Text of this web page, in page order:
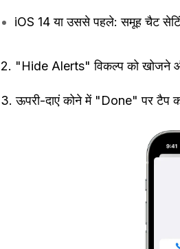
iOS 14 या उससे पहले: समूह चैट
2. "Hide Alerts" विकल्प को खोजने
3. ऊपरी-दाएं कोने में "Done" पर टैप